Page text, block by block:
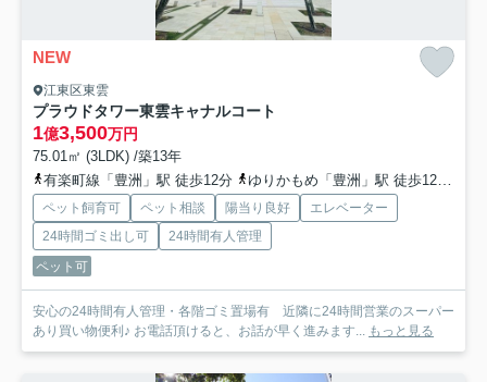
NEW
江東区東雲
プラウドタワー東雲キャナルコート
1億3,500万円
75.01㎡ (3LDK) /築13年
有楽町線「豊洲」駅 徒歩12分
ゆりかもめ「豊洲」駅 徒歩12分
ペット飼育可 ペット相談 陽当り良好
エレベーター
24時間ゴミ出し可
24時間有人管理
ペット可
安心の24時間有人管理・各階ゴミ置場有 近隣に24時間営業のスーパー
あり買い物便利♪ お電話頂けると、お話が早く進みます... もっと見る